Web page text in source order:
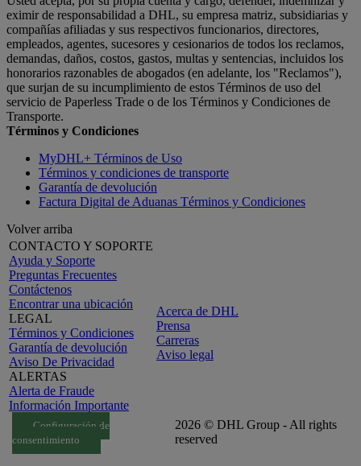
eximir de responsabilidad a DHL, su empresa matriz, subsidiarias y
compañías afiliadas y sus respectivos funcionarios, directores,
empleados, agentes, sucesores y cesionarios de todos los reclamos,
demandas, daños, costos, gastos, multas y sentencias, incluidos los
honorarios razonables de abogados (en adelante, los "Reclamos"),
que surjan de su incumplimiento de estos Términos de uso del
servicio de Paperless Trade o de los Términos y Condiciones de
Transporte.
Términos y Condiciones
MyDHL+ Términos de Uso
Términos y condiciones de transporte
Garantía de devolución
Factura Digital de Aduanas Términos y Condiciones
Volver arriba
CONTACTO Y SOPORTE
Ayuda y Soporte
Preguntas Frecuentes
Contáctenos
Encontrar una ubicación
LEGAL
Términos y Condiciones
Garantía de devolución
Aviso De Privacidad
ALERTAS
Alerta de Fraude
Información Importante
Acerca de DHL
Prensa
Carreras
Aviso legal
Configuración de
consentimiento
2026 © DHL Group - All rights
reserved